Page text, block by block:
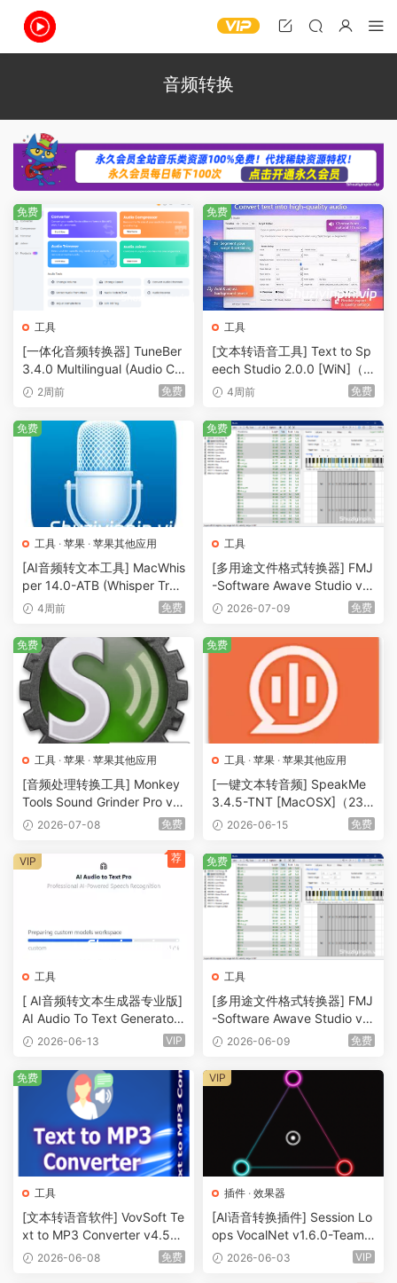
音频转换
工具
[一体化音频转换器] TuneBer
3.4.0 Multilingual (Audio Co
nverter) [WiN]（316MB）
2周前 免费
免费
工具
[文本转语音工具] Text to Sp
eech Studio 2.0.0 [WiN]（6
01MB）
4周前 免费
免费
工具 · 苹果 · 苹果其他应用
[AI音频转文本工具] MacWhis
per 14.0-ATB (Whisper Tran
scription) [MacOSX]（46.8
4周前 免费
免费
工具
[多用途文件格式转换器] FMJ
-Software Awave Studio v1
2.15.0 Incl Patched and Key
2026-07-09 免费
免费
工具 · 苹果 · 苹果其他应用
[音频处理转换工具] Monkey
Tools Sound Grinder Pro v3.
6 [MacOSX]（20MB）
2026-07-08 免费
免费
工具 · 苹果 · 苹果其他应用
[一键文本转音频] SpeakMe
3.4.5-TNT [MacOSX]（23.7
2Mb）
2026-06-15 免费
免费
工具
[ AI音频转文本生成器专业版]
AI Audio To Text Generator
Pro v1.0.4 [WiN]（1.94GB）
2026-06-13 VIP
VIP 荐
工具
[多用途文件格式转换器] FMJ
-Software Awave Studio v1
2.14.0 Incl Patched and Key
2026-06-09 免费
免费
工具
[文本转语音软件] VovSoft Te
xt to MP3 Converter v4.5
[WiN]（21MB）
2026-06-08 免费
免费
插件 · 效果器
[AI语音转换插件] Session Lo
ops VocalNet v1.6.0-Team
BATs [WiN]（434MB）
2026-06-03 VIP
VIP